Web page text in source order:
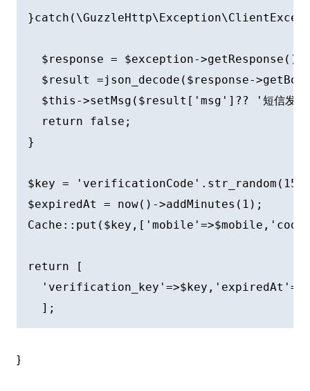
  $response = $exception->getResponse();
$result =json_decode($response-
$this->setMsg($result['msg']?? '短信发送
  return false;
}
$key =
$expiredAt = now()->addMinutes(1);
return [
  ];
}